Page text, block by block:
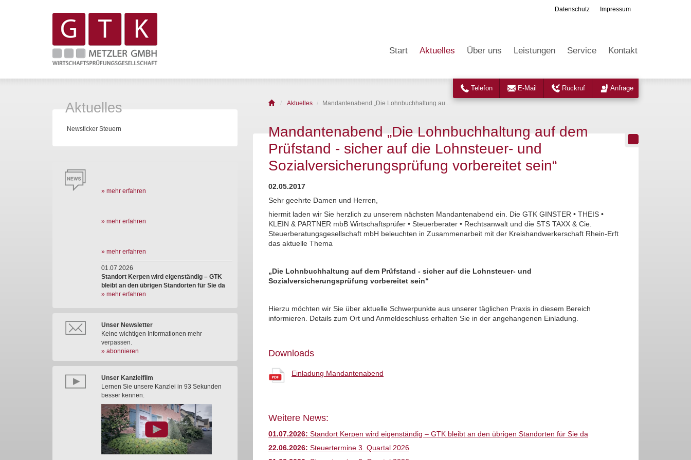
Datenschutz Impressum
Start Aktuelles Über uns Leistungen Service Kontakt
Telefon E-Mail Rückruf Anfrage
Aktuelles Mandantenabend „Die Lohnbuchhaltung au...
Mandantenabend „Die Lohnbuchhaltung auf dem
Prüfstand - sicher auf die Lohnsteuer- und
Sozialversicherungsprüfung vorbereitet sein“
02.05.2017
Sehr geehrte Damen und Herren,
hiermit laden wir Sie herzlich zu unserem nächsten Mandantenabend ein. Die GTK GINSTER • THEIS •
KLEIN & PARTNER mbB Wirtschaftsprüfer • Steuerberater • Rechtsanwalt und die STS TAXX & Cie.
Steuerberatungsgesellschaft mbH beleuchten in Zusammenarbeit mit der Kreishandwerkerschaft Rhein-Erft
das aktuelle Thema
„Die Lohnbuchhaltung auf dem Prüfstand - sicher auf die Lohnsteuer- und
Sozialversicherungsprüfung vorbereitet sein“
Hierzu möchten wir Sie über aktuelle Schwerpunkte aus unserer täglichen Praxis in diesem Bereich
informieren. Details zum Ort und Anmeldeschluss erhalten Sie in der angehangenen Einladung.
Downloads
Einladung Mandantenabend
Weitere News:
01.07.2026: Standort Kerpen wird eigenständig – GTK bleibt an den übrigen Standorten für Sie da
22.06.2026: Steuertermine 3. Quartal 2026
Aktuelles
Newsticker Steuern
» mehr erfahren
» mehr erfahren
» mehr erfahren
01.07.2026
Standort Kerpen wird eigenständig – GTK
bleibt an den übrigen Standorten für Sie da
» mehr erfahren
Unser Newsletter
Keine wichtigen Informationen mehr
verpassen.
» abonnieren
Unser Kanzleifilm
Lernen Sie unsere Kanzlei in 93 Sekunden
besser kennen.